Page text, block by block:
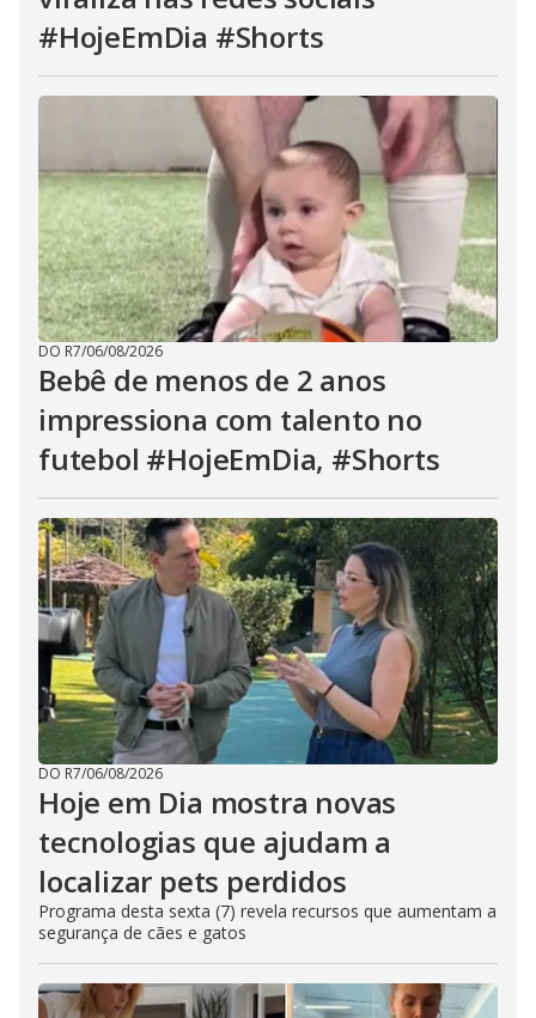
#HojeEmDia #Shorts
DO R7/06/08/2026
Bebê de menos de 2 anos
impressiona com talento no
futebol #HojeEmDia, #Shorts
DO R7/06/08/2026
Hoje em Dia mostra novas
tecnologias que ajudam a
localizar pets perdidos
Programa desta sexta (7) revela recursos que aumentam a
segurança de cães e gatos